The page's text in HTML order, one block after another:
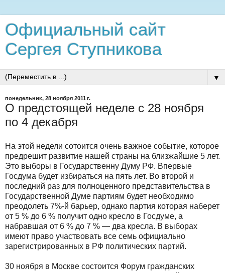
Официальный сайт
Сергея Ступникова
▼
понедельник, 28 ноября 2011 г.
О предстоящей неделе с 28 ноября
по 4 декабря
На этой недели сотоится очень важное событие, которое
предрешит развитие нашей страны на близжайшие 5 лет.
Это выборы в Государственну Думу РФ. Впервые
Госдума будет избираться на пять лет. Во второй и
последний раз для полноценного представительства в
Государственной Думе партиям будет необходимо
преодолеть 7%-й барьер, однако партия которая наберет
от 5 % до 6 % получит одно кресло в Госдуме, а
набравшая от 6 % до 7 % — два кресла. В выборах
имеют право участвовать все семь официально
зарегистрированных в РФ политических партий.
30 ноября в Москве состоится Форум гражданских